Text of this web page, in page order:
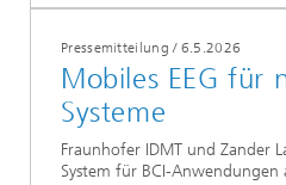
Pressemitteilung / 6.5.2026
Mobiles EEG für
Systeme
Fraunhofer IDMT und Zander
System für BCI-Anwendungen